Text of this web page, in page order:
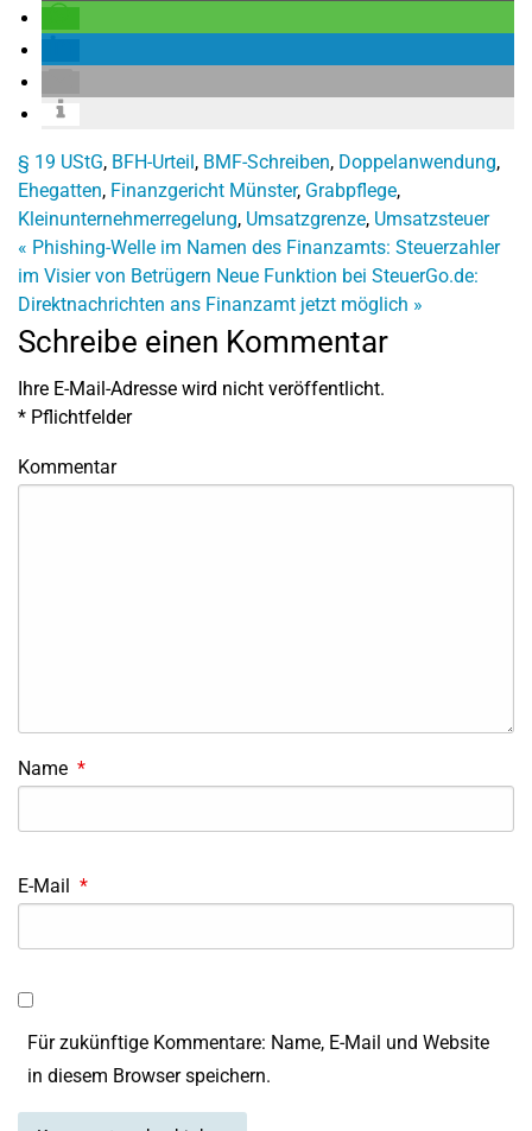
§ 19 UStG, BFH-Urteil, BMF-Schreiben, Doppelanwendung,
Ehegatten, Finanzgericht Münster, Grabpflege,
Kleinunternehmerregelung, Umsatzgrenze, Umsatzsteuer
« Phishing-Welle im Namen des Finanzamts: Steuerzahler
im Visier von Betrügern Neue Funktion bei SteuerGo.de:
Direktnachrichten ans Finanzamt jetzt möglich »
Schreibe einen Kommentar
Ihre E-Mail-Adresse wird nicht veröffentlicht.
* Pflichtfelder
Kommentar
Name *
E-Mail *
Für zukünftige Kommentare: Name, E-Mail und Website
in diesem Browser speichern.